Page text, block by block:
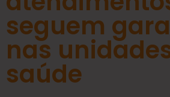
seguem
nas
saúde